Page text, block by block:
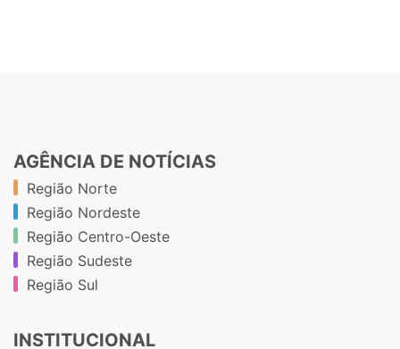
AGÊNCIA DE NOTÍCIAS
Região Norte
Região Nordeste
Região Centro-Oeste
Região Sudeste
Região Sul
INSTITUCIONAL